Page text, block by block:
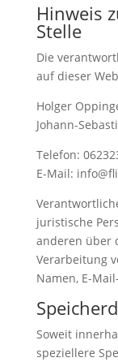
Hinweis
Stelle
Die
auf dieser
Holger
Johann-
Telefon:
E-Mail:
juristische
anderen über
Verarbeitung
Namen, E-
Soweit
speziellere